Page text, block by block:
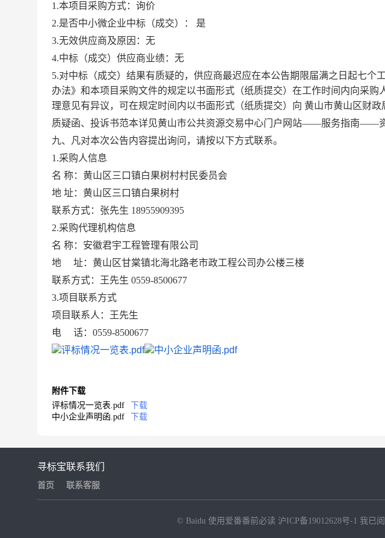
1.本项目采购方式： 询价
2.是否中小微企业中标 （成交） ：
是
3.无效供应商及原因 ： 无
4.中标（成交）供应商业绩： 无
5.对中标（成交）结果有质疑的，供应商最迟应在本公告期限届满之日起七个
办法》和本项目采购文件的规定以书面形式（纸质提交） 在工作时间内向采购
理意见有异议，可在规定时间内以书面形式（纸质提交） 向 黄山市黄山区财政
质疑函、投诉书范本详见黄山市公共资源交易中心门户网站——服务指南——资
九、凡对本次公告内容提出询问，请按以下方式联系。
1.采购人信息
名 称：黄山区三口镇白果树村村民委员会
地 址：黄山区三口镇白果树村
联系方式：张先生 18955909395
2.采购代理机构信息
名 称：安徽君宇工程管理有限公司
地
址：黄山区甘棠镇北海北路老市政工程公司办公楼三楼
联系方式：
王先生 0559-8500677
3.项目联系方式
项目联系人：
王先生
电
话： 0559-8500677
评标情况一览表.pdf
中小企业声明函.pdf
附件下载
评标情况一览表.pdf
下载
中小企业声明函.pdf
下载
寻标宝
首页
联系我们
联系客服
© Baidu 使用爱番番前必读 沪ICP备19012628号-1 我已